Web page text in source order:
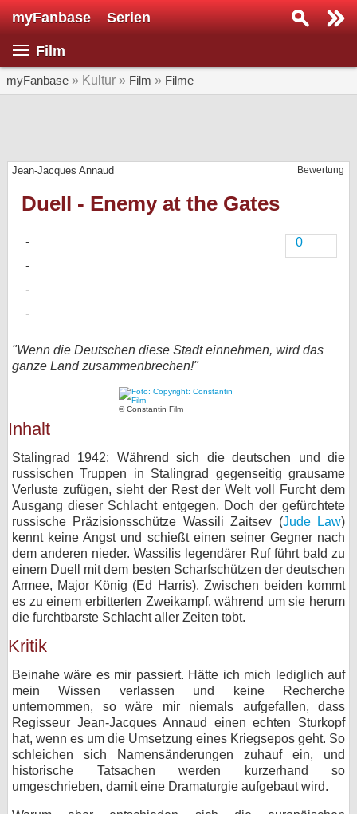
myFanbase Serien
Film
myFanbase » Kultur » Film » Filme
Bewertung
Jean-Jacques Annaud
Duell - Enemy at the Gates
0
"Wenn die Deutschen diese Stadt einnehmen, wird das
ganze Land zusammenbrechen!"
© Constantin Film
Inhalt
Stalingrad 1942: Während sich die deutschen und die
russischen Truppen in Stalingrad gegenseitig grausame
Verluste zufügen, sieht der Rest der Welt voll Furcht dem
Ausgang dieser Schlacht entgegen. Doch der gefürchtete
russische Präzisionsschütze Wassili Zaitsev (Jude Law)
kennt keine Angst und schießt einen seiner Gegner nach
dem anderen nieder. Wassilis legendärer Ruf führt bald zu
einem Duell mit dem besten Scharfschützen der deutschen
Armee, Major König (Ed Harris). Zwischen beiden kommt
es zu einem erbitterten Zweikampf, während um sie herum
die furchtbarste Schlacht aller Zeiten tobt.
Kritik
Beinahe wäre es mir passiert. Hätte ich mich lediglich auf
mein Wissen verlassen und keine Recherche
unternommen, so wäre mir niemals aufgefallen, dass
Regisseur Jean-Jacques Annaud einen echten Sturkopf
hat, wenn es um die Umsetzung eines Kriegsepos geht. So
schleichen sich Namensänderungen zuhauf ein, und
historische Tatsachen werden kurzerhand so
umgeschrieben, damit eine Dramaturgie aufgebaut wird.
Serie suchen...
SERIEN
Veranstaltungen
Forum
bei Facebook
Kontakt
Nutzungsbedingungen
Datenschutz
Cookie-Einstellungen
Impressum